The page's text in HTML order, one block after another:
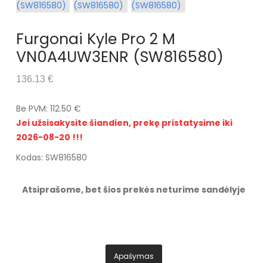
Furgonai Kyle Pro 2 M
VN0A4UW3ENR (SW816580)
136.13 €
Be PVM: 112.50 €
Jei užsisakysite šiandien, prekę pristatysime iki
2026-08-20 !!!
Kodas: SW816580
Atsiprašome, bet šios prekės neturime sandėlyje
Apašymas